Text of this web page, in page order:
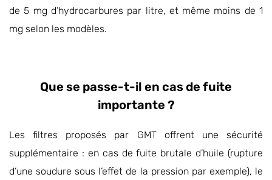
de 5 mg d’hydrocarbures par litre, et même moins de 1
mg selon les modèles.
Que se passe-t-il en cas de fuite
importante ?
Les filtres proposés par GMT offrent une sécurité
supplémentaire : en cas de fuite brutale d’huile (rupture
d’une soudure sous l’effet de la pression par exemple), le